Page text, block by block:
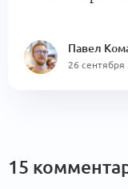
Павел
26 сентября
15